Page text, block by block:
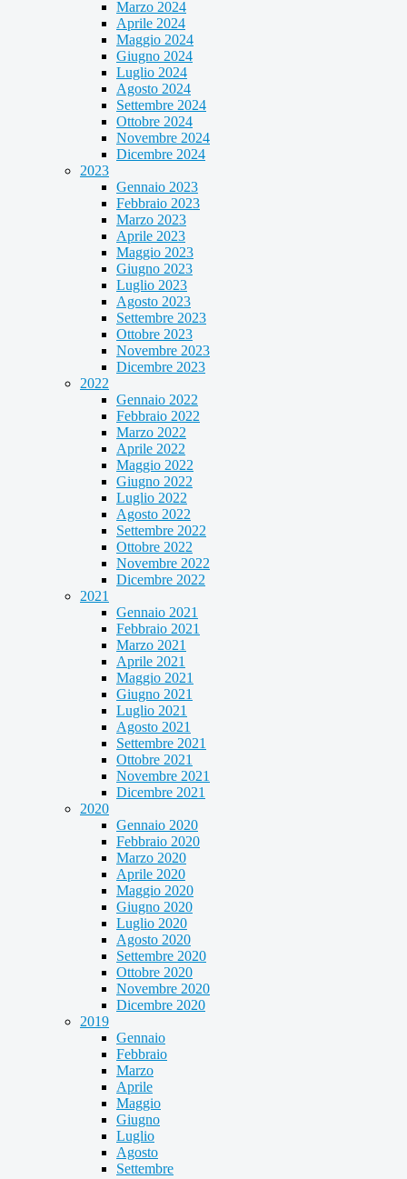
Marzo 2024
Aprile 2024
Maggio 2024
Giugno 2024
Luglio 2024
Agosto 2024
Settembre 2024
Ottobre 2024
Novembre 2024
Dicembre 2024
2023
Gennaio 2023
Febbraio 2023
Marzo 2023
Aprile 2023
Maggio 2023
Giugno 2023
Luglio 2023
Agosto 2023
Settembre 2023
Ottobre 2023
Novembre 2023
Dicembre 2023
2022
Gennaio 2022
Febbraio 2022
Marzo 2022
Aprile 2022
Maggio 2022
Giugno 2022
Luglio 2022
Agosto 2022
Settembre 2022
Ottobre 2022
Novembre 2022
Dicembre 2022
2021
Gennaio 2021
Febbraio 2021
Marzo 2021
Aprile 2021
Maggio 2021
Giugno 2021
Luglio 2021
Agosto 2021
Settembre 2021
Ottobre 2021
Novembre 2021
Dicembre 2021
2020
Gennaio 2020
Febbraio 2020
Marzo 2020
Aprile 2020
Maggio 2020
Giugno 2020
Luglio 2020
Agosto 2020
Settembre 2020
Ottobre 2020
Novembre 2020
Dicembre 2020
2019
Gennaio
Febbraio
Marzo
Aprile
Maggio
Giugno
Luglio
Agosto
Settembre